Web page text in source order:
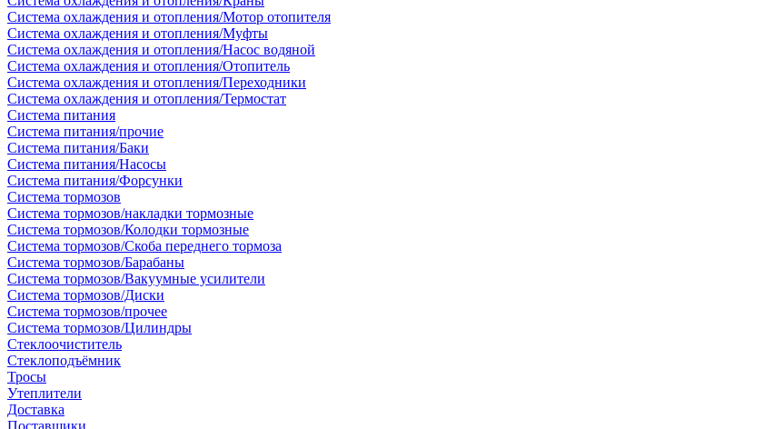
Система охлаждения и отопления/Мотор отопителя
Система охлаждения и отопления/Муфты
Система охлаждения и отопления/Насос водяной
Система охлаждения и отопления/Отопитель
Система охлаждения и отопления/Переходники
Система охлаждения и отопления/Термостат
Система питания
Система питания/прочие
Система питания/Баки
Система питания/Насосы
Система питания/Форсунки
Система тормозов
Система тормозов/накладки тормозные
Система тормозов/Колодки тормозные
Система тормозов/Скоба переднего тормоза
Система тормозов/Барабаны
Система тормозов/Вакуумные усилители
Система тормозов/Диски
Система тормозов/прочее
Система тормозов/Цилиндры
Стеклоочиститель
Стеклоподъёмник
Тросы
Утеплители
Доставка
Поставщики